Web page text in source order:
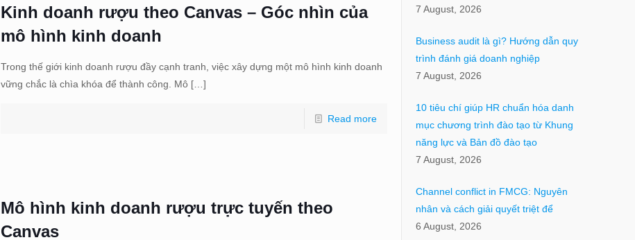
Kinh doanh rượu theo Canvas – Góc nhìn của
mô hình kinh doanh
Trong thế giới kinh doanh rượu đầy cạnh tranh, việc xây dựng một mô hình kinh doanh
vững chắc là chìa khóa để thành công. Mô […]
Read more
Mô hình kinh doanh rượu trực tuyến theo
Canvas
7 August, 2026
Business audit là gì? Hướng dẫn quy
trình đánh giá doanh nghiệp
7 August, 2026
10 tiêu chí giúp HR chuẩn hóa danh
mục chương trình đào tạo từ Khung
năng lực và Bản đồ đào tạo
7 August, 2026
Channel conflict in FMCG: Nguyên
nhân và cách giải quyết triệt để
6 August, 2026